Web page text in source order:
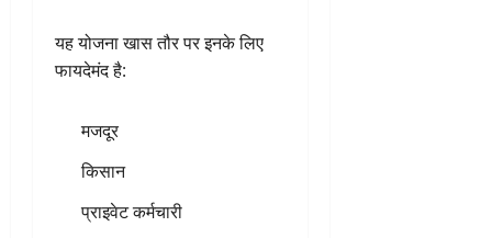
यह योजना खास तौर पर इनके लिए
फायदेमंद है:
मजदूर
किसान
प्राइवेट कर्मचारी